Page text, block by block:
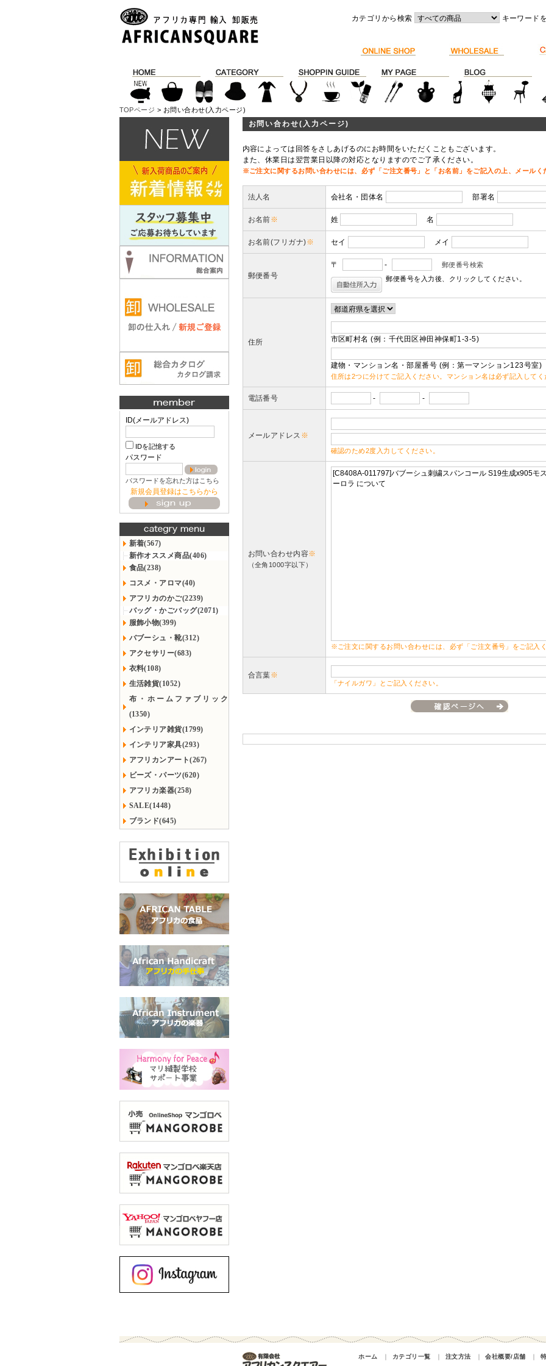
カテゴリから検索 キーワード
TOPページ > お問い合わせ(入力ページ)
ID(メールアドレス)
IDを記憶する
パスワード
パスワードを忘れた方はこちら
新規会員登録はこちらから
新着(567)
新作オススメ商品(406)
食品(238)
コスメ・アロマ(40)
アフリカのかご(2239)
バッグ・かごバッグ(2071)
服飾小物(399)
バブーシュ・靴(312)
アクセサリー(683)
衣料(108)
生活雑貨(1052)
布・ホームファブリック
(1350)
インテリア雑貨(1799)
インテリア家具(293)
アフリカンアート(267)
ビーズ・パーツ(620)
アフリカ楽器(258)
SALE(1448)
ブランド(645)
お問い合わせ(入力ページ)
内容によっては回答をさしあげるのにお時間をいただくこともございます。
また、休業日は翌営業日以降の対応となりますのでご了承ください。
※ご注文に関するお問い合わせには、必ず「ご注文番号」と「お名前」をご記入の上、メール
法人名 会社名・団体名 部署名
お名前※ 姓 名
お名前(フリガナ)※ セイ メイ
郵便番号
〒 -
郵便番号検索
郵便番号を入力後、クリックしてください。
住所 市区町村名 (例：千代田区神田神保町1-3-5)
建物・マンション名・部屋番号 (例：第一マンション123号室)
住所は2つに分けてご記入ください。マンション名は必ず記入してく
電話番号 - -
メールアドレス ※
確認のため2度入力してください。
お問い合わせ内容※
（全角1000字以下）
※ご注文に関するお問い合わせには、必ず「ご注文番号」をご記入
合言葉※
「ナイルガワ」とご記入ください。
ホーム ｜ カテゴリ一覧 ｜ 注文方法 ｜ 会社概要/店舗 ｜